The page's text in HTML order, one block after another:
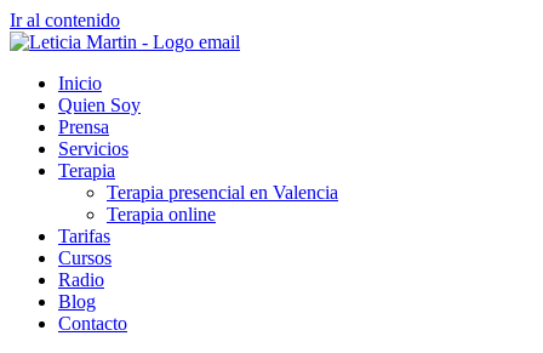
Ir al contenido
Inicio
Quien Soy
Prensa
Servicios
Terapia
Terapia presencial en Valencia
Terapia online
Tarifas
Cursos
Radio
Blog
Contacto